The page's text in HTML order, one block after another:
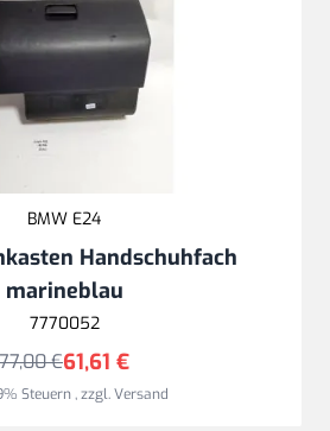
BMW E24
Handschuhfach
marineblau
7770052
61,61 €
77,00 €
Steuern,zzgl.Versand